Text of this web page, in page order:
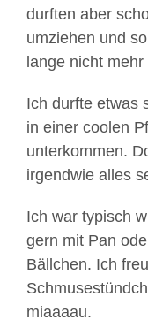
durften aber
umziehen und
lange nicht
Ich durfte etwas
in einer coolen
unterkommen.
irgendwie alles
Ich war typisch
gern mit Pan
Bällchen. Ich
miaaaau.